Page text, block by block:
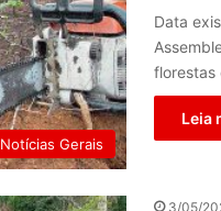
Notícias Gerais
Data
florestas
Leia
3/05/